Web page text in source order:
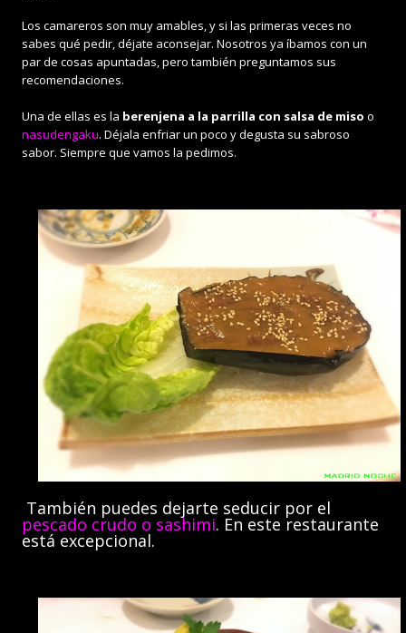
Los camareros son muy amables, y si las primeras veces no
sabes qué pedir, déjate aconsejar. Nosotros ya íbamos con un
par de cosas apuntadas, pero también preguntamos sus
recomendaciones.
Una de ellas es la berenjena a la parrilla con salsa de miso o
nasudengaku. Déjala enfriar un poco y degusta su sabroso
sabor. Siempre que vamos la pedimos.
También puedes dejarte seducir por el
pescado crudo o sashimi. En este restaurante
está excepcional.